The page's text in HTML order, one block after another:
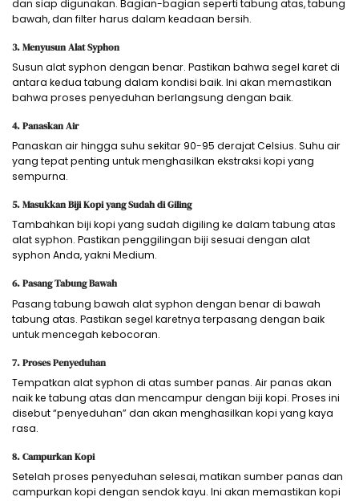
dan siap digunakan. Bagian-bagian seperti tabung atas, tabung
bawah, dan filter harus dalam keadaan bersih.
3. Menyusun Alat Syphon
Susun alat syphon dengan benar. Pastikan bahwa segel karet di
antara kedua tabung dalam kondisi baik. Ini akan memastikan
bahwa proses penyeduhan berlangsung dengan baik.
4. Panaskan Air
Panaskan air hingga suhu sekitar 90-95 derajat Celsius. Suhu air
yang tepat penting untuk menghasilkan ekstraksi kopi yang
sempurna.
5. Masukkan Biji Kopi yang Sudah di Giling
Tambahkan biji kopi yang sudah digiling ke dalam tabung atas
alat syphon. Pastikan penggilingan biji sesuai dengan alat
syphon Anda, yakni Medium.
6. Pasang Tabung Bawah
Pasang tabung bawah alat syphon dengan benar di bawah
tabung atas. Pastikan segel karetnya terpasang dengan baik
untuk mencegah kebocoran.
7. Proses Penyeduhan
Tempatkan alat syphon di atas sumber panas. Air panas akan
naik ke tabung atas dan mencampur dengan biji kopi. Proses ini
disebut “penyeduhan” dan akan menghasilkan kopi yang kaya
rasa.
8. Campurkan Kopi
Setelah proses penyeduhan selesai, matikan sumber panas dan
campurkan kopi dengan sendok kayu. Ini akan memastikan kopi